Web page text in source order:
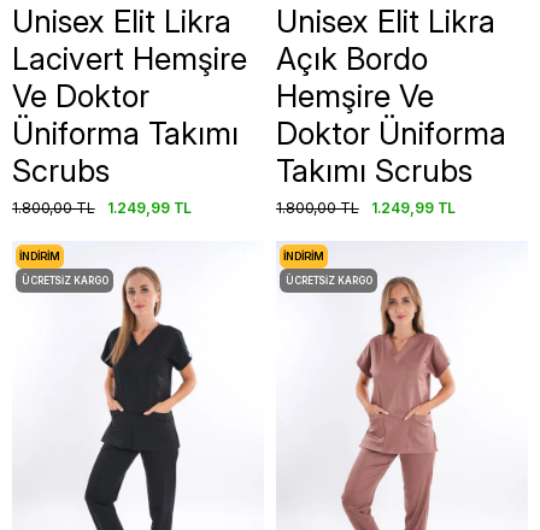
Unisex Elit Likra
Lacivert Hemşire
Ve Doktor
Üniforma Takımı
Scrubs
1.249,99 TL
1.800,00 TL
Unisex Elit Likra
Açık Bordo
Hemşire Ve
Doktor Üniforma
Takımı Scrubs
1.249,99 TL
1.800,00 TL
İNDIRIM
ÜCRETSIZ KARGO
İNDIRIM
ÜCRETSIZ KARGO